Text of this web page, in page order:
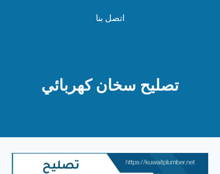
اتصل بنا
تصليح سخان كهربائي